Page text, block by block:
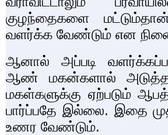
குழந்தைகளை மட்டும்தான்
வளர்க்க வேண்டும் என
ஆனால் அப்படி
ஆண் மகன்களால்
மகள்களுக்கு ஏற்படும்
பார்ப்பதே இல்லை. இதை
உணர வேண்டும்.